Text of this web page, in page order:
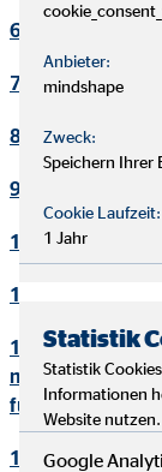
6.
7. Einsatz von
8.
9. Bereitstellung
10.
11. Online-
12.
notwendige
für
13. Löschung
Anbieter:
mindshape
Zweck:
Speichern Ihrer
Cookie Laufzeit:
1 Jahr
Statistik
Statistik
Informationen
Website nutzen.
Google